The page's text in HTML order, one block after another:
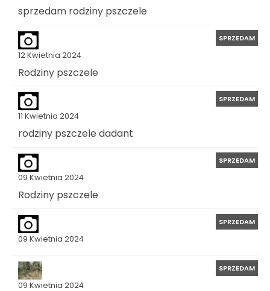
sprzedam rodziny pszczele
12 Kwietnia 2024
SPRZEDAM
Rodziny pszczele
11 Kwietnia 2024
SPRZEDAM
rodziny pszczele dadant
09 Kwietnia 2024
SPRZEDAM
Rodziny pszczele
09 Kwietnia 2024
SPRZEDAM
09 Kwietnia 2024
SPRZEDAM